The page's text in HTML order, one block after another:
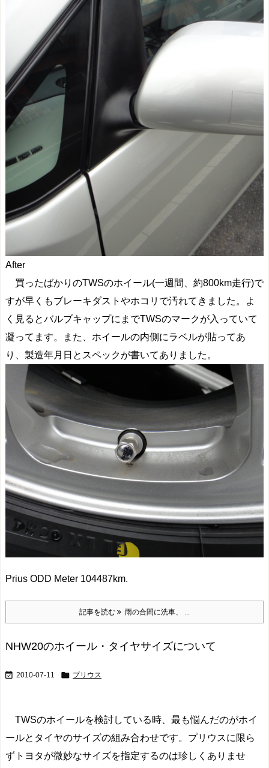
After
買ったばかりのTWSのホイール(一週間、約800km走行)で
すが早くもブレーキダストやホコリで汚れてきました。よ
く見るとバルブキャップにまでTWSのマークが入っていて
凝ってます。また、ホイールの内側にラベルが貼ってあ
り、製造年月日とスペックが書いてありました。
Prius ODD Meter 104487km.
記事を読む 雨の合間に洗車、 ...
NHW20のホイール・タイヤサイズについて
 2010-07-11  プリウス
TWSのホイールを検討している時、最も悩んだのがホイ
ールとタイヤのサイズの組み合わせです。プリウスに限ら
ずトヨタが微妙なサイズを指定するのは珍しくありませ